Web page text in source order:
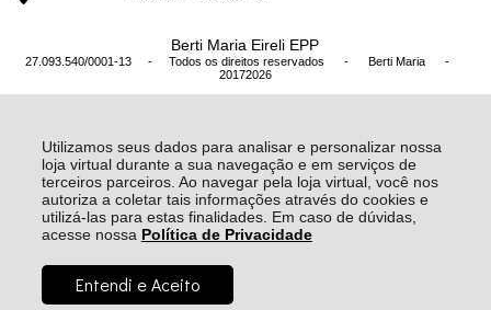
Utilizamos seus dados para analisar e personalizar nossa
loja virtual durante a sua navegação e em serviços de
terceiros parceiros. Ao navegar pela loja virtual, você nos
autoriza a coletar tais informações através do cookies e
utilizá-las para estas finalidades. Em caso de dúvidas,
acesse nossa Política de Privacidade
Entendi e Aceito
Berti Maria Eireli EPP
27.093.540/0001-13 - Todos os direitos reservados - Berti Maria
-
20172026
R$ 474,99
à vista no boleto ou pix